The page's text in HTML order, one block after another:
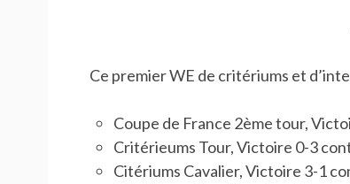
Ce premier WE de critériums et
Coupe de France 2ème tour,
Critérieums Tour, Victoire 0-3
Citériums Cavalier, Victoire 3-1